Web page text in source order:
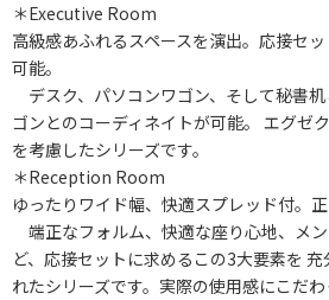
＊Executive Room
高級感あふれるスペースを演出。応接セ
可能。
デスク、パソコンワゴン、そして秘書
ゴンとのコーディネイトが可能。 エグゼ
を考慮したシリーズです。
＊Reception Room
ゆったりワイド幅、快適スプレッド付。
端正なフォルム、快適な座り心地、メ
ど、応接セットに求めるこの3大要素を
れたシリーズです。実際の使用感にこだ